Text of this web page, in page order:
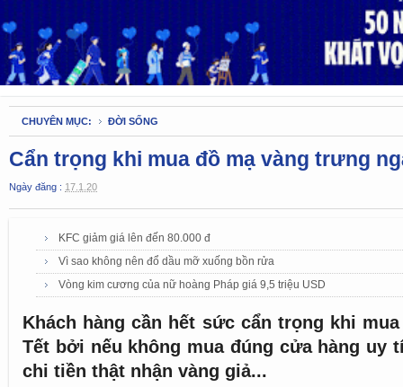
CHUYÊN MỤC: ĐỜI SỐNG
Cẩn trọng khi mua đồ mạ vàng trưng
Ngày đăng : 17.1.20
KFC giảm giá lên đến 80.000 đ
Vì sao không nên đổ dầu mỡ xuống bồn rửa
Vòng kim cương của nữ hoàng Pháp giá 9,5 triệu USD
Khách hàng cần hết sức cẩn trọng khi
Tết bởi nếu không mua đúng cửa hàng uy
chi tiền thật nhận vàng giả...